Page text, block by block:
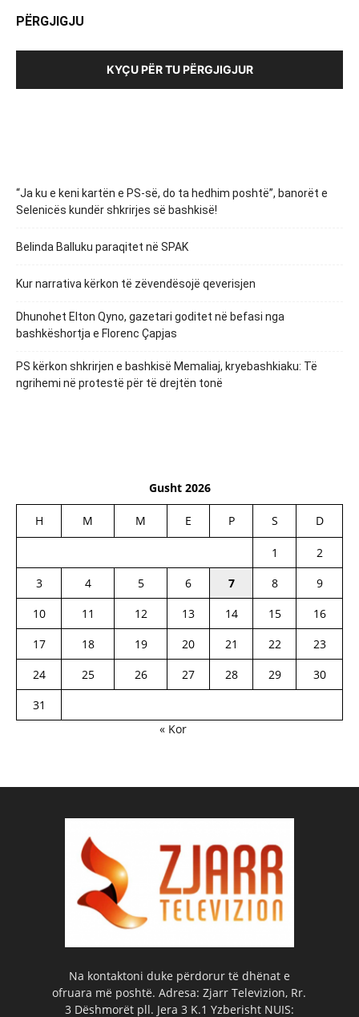
PËRGJIGJU
KYÇU PËR TU PËRGJIGJUR
“Ja ku e keni kartën e PS-së, do ta hedhim poshtë”, banorët e
Selenicës kundër shkrirjes së bashkisë!
Belinda Balluku paraqitet në SPAK
Kur narrativa kërkon të zëvendësojë qeverisjen
Dhunohet Elton Qyno, gazetari goditet në befasi nga
bashkëshortja e Florenc Çapjas
PS kërkon shkrirjen e bashkisë Memaliaj, kryebashkiaku: Të
ngrihemi në protestë për të drejtën tonë
Gusht 2026
H M M E P S D
1
2
3
4 5 6 7 8
9
10
11 12 13 14 15
16
17
18 19 20 21 22
23
24
25 26 27 28 29
30
31
« Kor
Na kontaktoni duke përdorur të dhënat e
ofruara më poshtë. Adresa: Zjarr Televizion, Rr.
3 Dëshmorët pll. Jera 3 K.1 Yzberisht NUIS: